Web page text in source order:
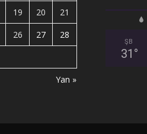
Yan »
19 20
21
26 27
28
ŞB
31 °